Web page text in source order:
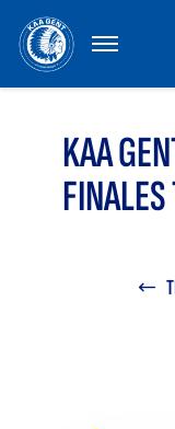
MENU
KAA